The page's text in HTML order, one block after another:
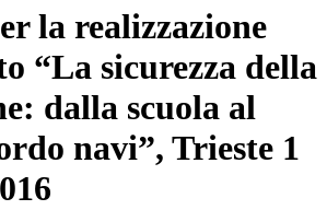
la realizzazione
“La sicurezza della
dalla scuola al
navi”, Trieste 1